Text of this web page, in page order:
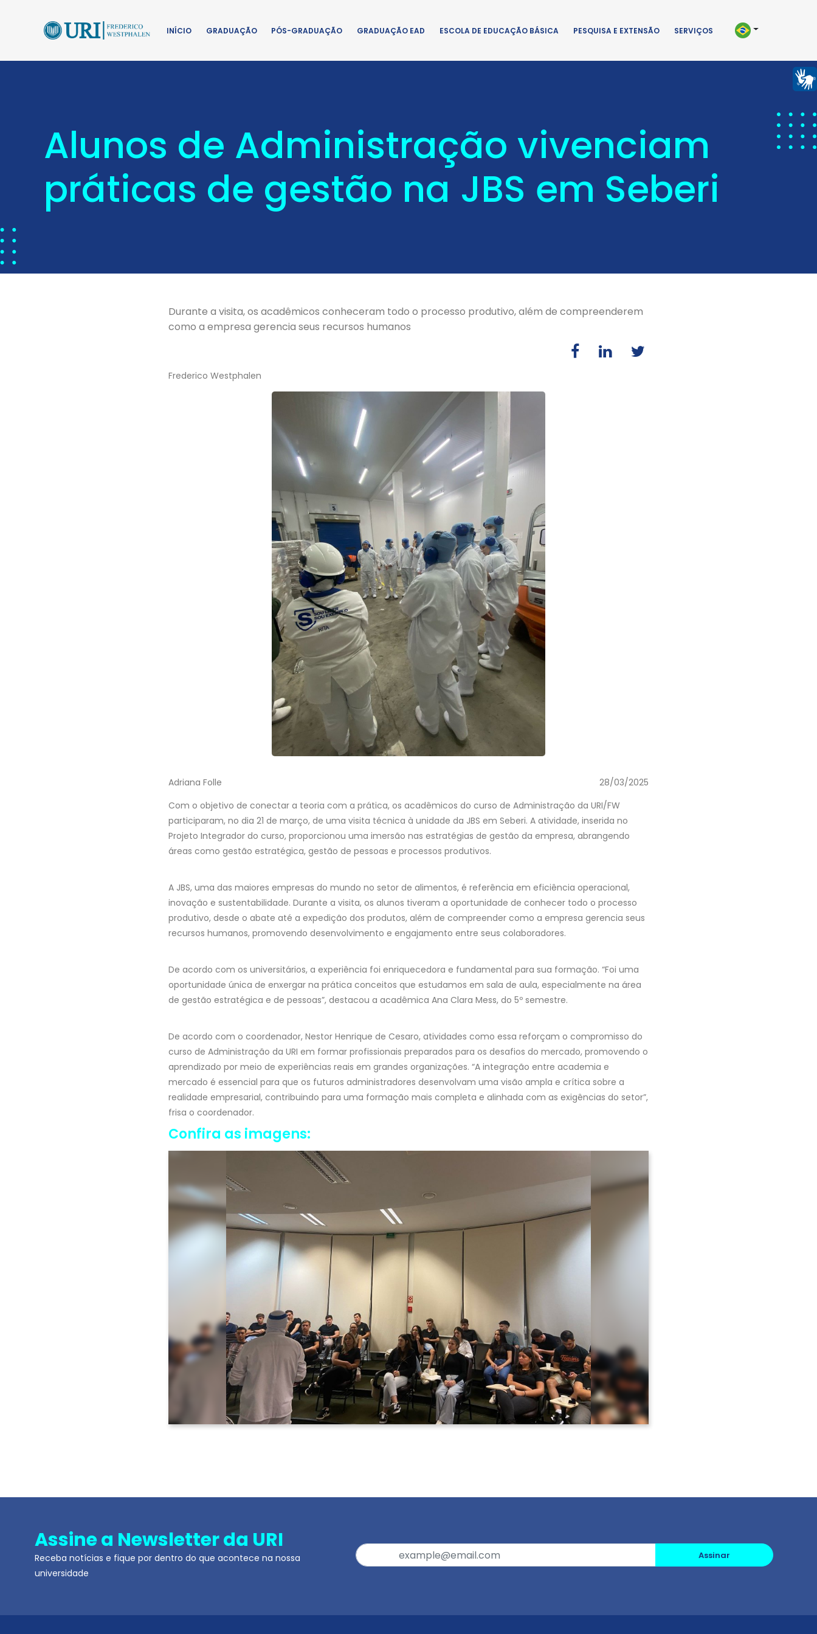
INÍCIO GRADUAÇÃO PÓS-GRADUAÇÃO GRADUAÇÃO EAD ESCOLA DE EDUCAÇÃO BÁSICA PESQUISA E EXTENSÃO SERVIÇOS
Alunos de Administração vivenciam
práticas de gestão na JBS em Seberi
Durante a visita, os acadêmicos conheceram todo o processo produtivo, além de compreenderem
como a empresa gerencia seus recursos humanos
Frederico Westphalen
Adriana Folle
28/03/2025
Com o objetivo de conectar a teoria com a prática, os acadêmicos do curso de Administração da URI/FW
participaram, no dia 21 de março, de uma visita técnica à unidade da JBS em Seberi. A atividade, inserida no
Projeto Integrador do curso, proporcionou uma imersão nas estratégias de gestão da empresa, abrangendo
áreas como gestão estratégica, gestão de pessoas e processos produtivos.
A JBS, uma das maiores empresas do mundo no setor de alimentos, é referência em eficiência operacional,
inovação e sustentabilidade. Durante a visita, os alunos tiveram a oportunidade de conhecer todo o processo
produtivo, desde o abate até a expedição dos produtos, além de compreender como a empresa gerencia seus
recursos humanos, promovendo desenvolvimento e engajamento entre seus colaboradores.
De acordo com os universitários, a experiência foi enriquecedora e fundamental para sua formação. “Foi uma
oportunidade única de enxergar na prática conceitos que estudamos em sala de aula, especialmente na área
de gestão estratégica e de pessoas”, destacou a acadêmica Ana Clara Mess, do 5º semestre.
De acordo com o coordenador, Nestor Henrique de Cesaro, atividades como essa reforçam o compromisso do
curso de Administração da URI em formar profissionais preparados para os desafios do mercado, promovendo o
aprendizado por meio de experiências reais em grandes organizações. “A integração entre academia e
mercado é essencial para que os futuros administradores desenvolvam uma visão ampla e crítica sobre a
realidade empresarial, contribuindo para uma formação mais completa e alinhada com as exigências do setor”,
frisa o coordenador.
Confira as imagens:
Assine a Newsletter da URI
Receba notícias e fique por dentro do que acontece na nossa
universidade
Assinar